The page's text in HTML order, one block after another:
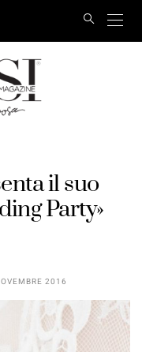
il suo
Party»
2016